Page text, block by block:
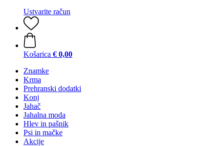
Ustvarite račun
Košarica € 0,00
Znamke
Krma
Prehranski dodatki
Konj
Jahač
Jahalna moda
Hlev in pašnik
Psi in mačke
Akcije